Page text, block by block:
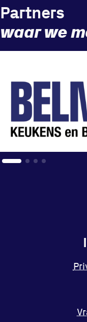
Informatie
Privacy en
Disclaimer
Vraag en
Partners
waar we